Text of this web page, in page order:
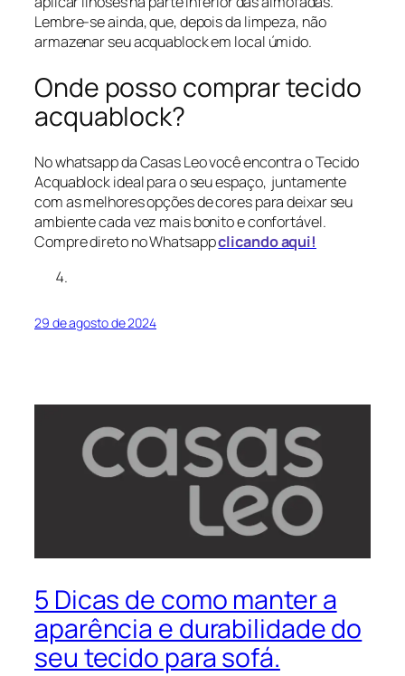
Lembre-se ainda, que, depois da limpeza, não
armazenar seu acquablock em local úmido.
Onde posso comprar tecido
acquablock?
No whatsapp da Casas Leo você encontra o Tecido
Acquablock ideal para o seu espaço, juntamente
com as melhores opções de cores para deixar seu
ambiente cada vez mais bonito e confortável.
Compre direto no Whatsappclicando aqui!
29 de agosto de 2024
5 Dicas de como manter a
aparência e durabilidade do
seu tecido para sofá.